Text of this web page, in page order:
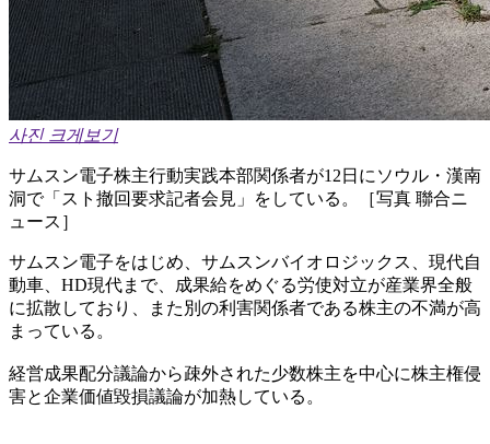
사진 크게보기
サムスン電子株主行動実践本部関係者が12日にソウル・漢南
洞で「スト撤回要求記者会見」をしている。［写真 聯合ニ
ュース］
サムスン電子をはじめ、サムスンバイオロジックス、現代自
動車、HD現代まで、成果給をめぐる労使対立が産業界全般
に拡散しており、また別の利害関係者である株主の不満が高
まっている。
経営成果配分議論から疎外された少数株主を中心に株主権侵
害と企業価値毀損議論が加熱している。